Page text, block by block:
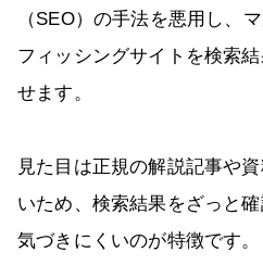
（SEO）の手法を悪用し、
フィッシングサイトを検索
せます。
見た目は正規の解説記事や
いため、検索結果をざっと
気づきにくいのが特徴です。